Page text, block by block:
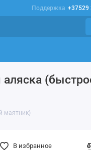
Поддержка +37529
аляска
маятник)
В избранное